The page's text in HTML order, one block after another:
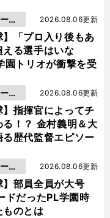
】「プロ入り後もあ
る選手はいな
園トリオが衝撃を受
2026.08.06更新
バ
】指揮官によってチ
る！？ 金村義明＆大
歴代監督エピソー
2026.08.06更新
バ
】部員全員が大号
ドだったPL学園時
ものとは
2026.08.06更新
バ